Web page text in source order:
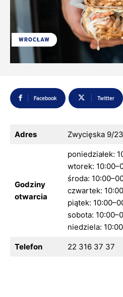
WROCŁAW
Facebook Twitter
Adres Zwycięska 9/
Godziny
otwarcia
poniedziałek:
wtorek:
środa:
czwartek:
piątek:
sobota:
niedziela:
Telefon 22 316 37 37